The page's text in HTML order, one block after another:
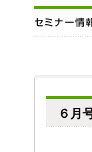
６月